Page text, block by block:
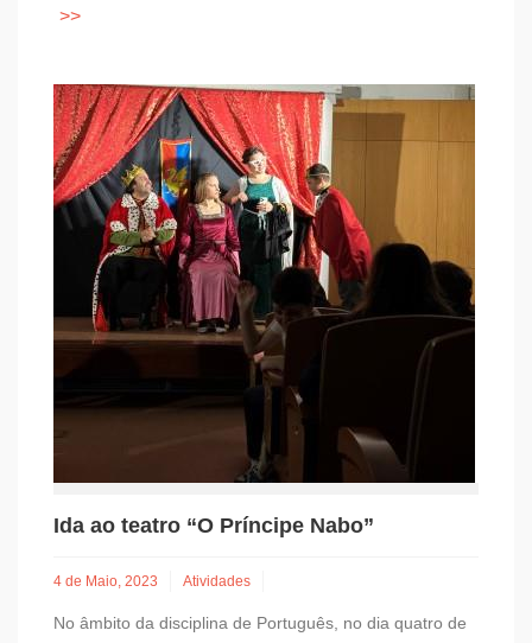
Ida ao teatro “O Príncipe Nabo”
4 de Maio, 2023 Atividades
No âmbito da disciplina de Português, no dia quatro de